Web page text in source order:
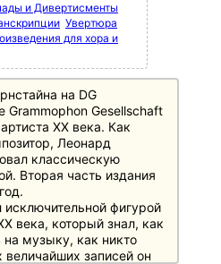
и Дивертисменты
Увертюра
для хора и
на DG
Grammophon Gesellschaft
XX века. Как
Леонард
классическую
Вторая часть издания
фигурой
века, который знал, как
на музыку, как никто
величайших записей он